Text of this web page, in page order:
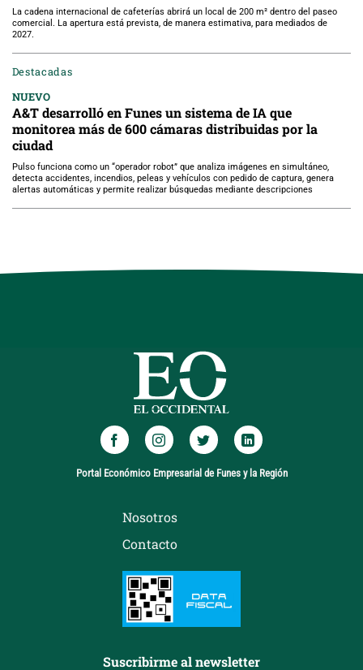
La cadena internacional de cafeterías abrirá un local de 200 m² dentro del paseo
comercial. La apertura está prevista, de manera estimativa, para mediados de
2027.
Destacadas
NUEVO
A&T desarrolló en Funes un sistema de IA que
monitorea más de 600 cámaras distribuidas por la
ciudad
Pulso funciona como un “operador robot” que analiza imágenes en simultáneo,
detecta accidentes, incendios, peleas y vehículos con pedido de captura, genera
alertas automáticas y permite realizar búsquedas mediante descripciones
Portal Económico Empresarial de Funes y la Región
Nosotros
Contacto
Suscribirme al newsletter